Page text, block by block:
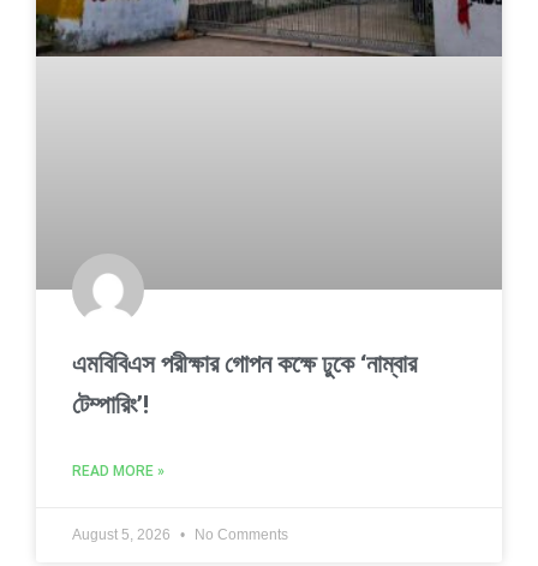
এমবিবিএস পরীক্ষার গোপন কক্ষে ঢুকে ‘নাম্বার
টেম্পারিং’!
READ MORE »
August 5, 2026 No Comments